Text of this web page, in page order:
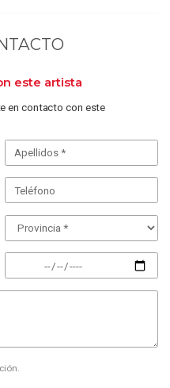
este artista
en contacto con este